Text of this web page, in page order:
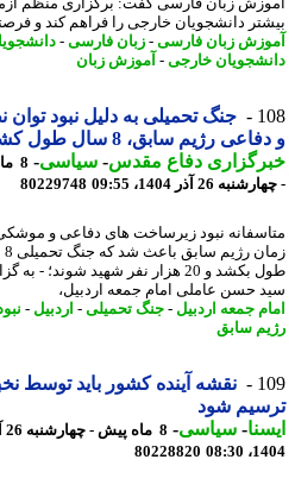
زبان فارسی گفت: برگزاری منظم آزمون
دانشجویان خارجی را فراهم کند و فرصتی
زبان فارسی -زبان فارسی -دانشجویان-
خارجی-آموزش زبان
جنگ تحمیلی به دلیل نبود توان
رژیم سابق، 8 سال طول کشید
دفاع مقدس-سیاسی-
8 ماه
26 آذر 1404، 09:55
80229748
نبود زیرساخت های دفاعی و موشکی در
زمان رژیم سابق باعث شد که جنگ تحمیلی 8 ساله
طول بکشد و 20 هزار نفر شهید شوند؛ - به
حسن عاملی امام جمعه اردبیل،
جمعه اردبیل -جنگ تحمیلی-اردبیل -نبود
سابق
نقشه آینده کشور باید توسط
شود
-سیاسی-
8 ماه پیش - چهارشنبه 26 آذر
80228820